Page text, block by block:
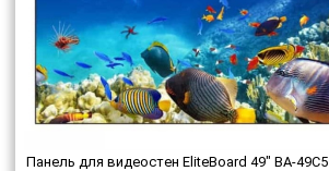
Панель для видеостен EliteBoard 49" BA-49C5